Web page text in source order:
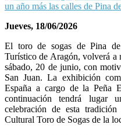
Jueves, 18/06/2026
El toro de sogas de Pina
Turístico de Aragón, volverá a
sábado, 20 de junio, con
San Juan. La exhibición
España a cargo de la Peña
continuación tendrá lugar
celebración de esta tradición
Cultural Toro de Sogas de la